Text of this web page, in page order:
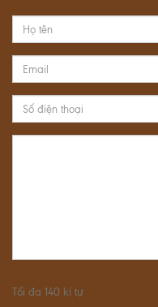
LIÊN HỆ
Tối đa 140 kí tự